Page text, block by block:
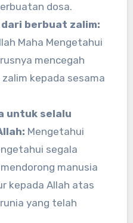
dosa.
berbuat zalim:
Maha Mengetahui
mencegah
kepada sesama
untuk selalu
Mengetahui
segala
manusia
kepada Allah atas
yang telah